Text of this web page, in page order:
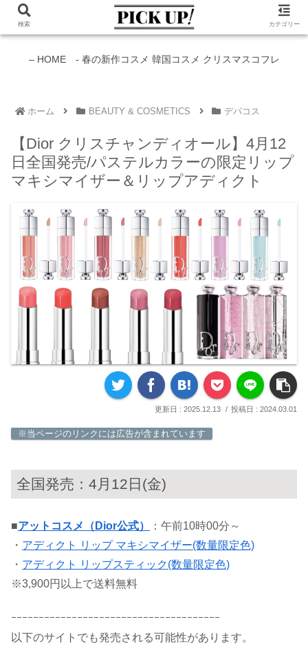
新作コスメ情報発信中！
– HOME - 春の新作コスメ 韓国コスメ クリスマスコフレ
ホーム BEAUTY & COSMETICS デパコス
【Dior クリスチャンディオール】4月12
日全国発売/パステルカラーの限定リップ
マキシマイザー＆リップアディクト
2025.12.13 2024.03.01
※当ページのリンクには広告が含まれています
全国発売：4月12日(金)
■アットコスメ（Dior公式）
：午前10時00分～
・ アディクト リップ マキシマイザー(数量限定色)
・ アディクト リップスティック(数量限定色)
※3,900円以上で送料無料
ｰｰｰｰｰｰｰｰｰｰｰｰｰｰｰｰｰｰｰｰｰｰｰｰｰｰｰｰｰｰｰｰｰｰｰｰｰｰ
以下のサイトでも発売される可能性があります。
検索 カテゴリー